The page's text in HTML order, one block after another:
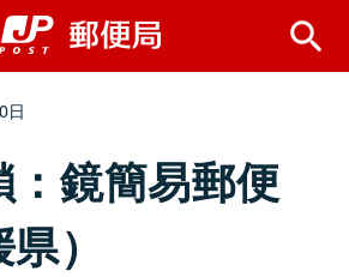
日
：鏡簡易郵便
）